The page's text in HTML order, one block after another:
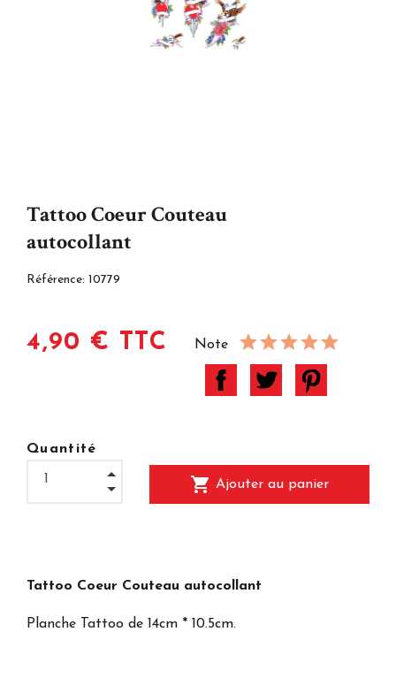
Tattoo Coeur Couteau
autocollant
Référence: 10779
4,90 € TTC Note
Quantité
shopping_cart Ajouter au panier
Tattoo Coeur Couteau autocollant
Planche Tattoo de 14cm * 10.5cm.